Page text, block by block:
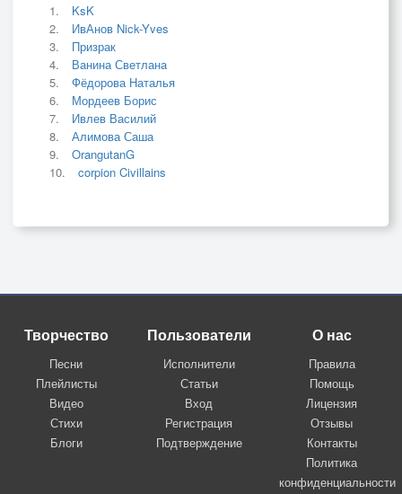
KsK
ИвАнов Nick-Yves
Призрак
Ванина Светлана
Фёдорова Наталья
Мордеев Борис
Ивлев Василий
Алимова Саша
OrangutanG
corpion Civillains
Творчество
Песни
Плейлисты
Видео
Стихи
Блоги
Пользователи
Исполнители
Статьи
Вход
Регистрация
Подтверждение
О нас
Правила
Помощь
Лицензия
Отзывы
Контакты
Политика
конфиденциальности